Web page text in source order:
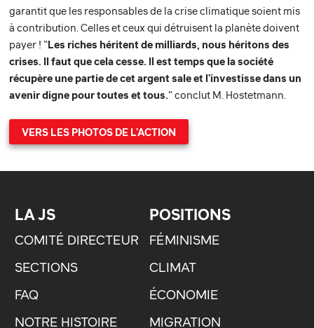
garantit que les responsables de la crise climatique soient mis
à contribution. Celles et ceux qui détruisent la planète doivent
payer ! “Les riches héritent de milliards, nous héritons des
crises. Il faut que cela cesse. Il est temps que la société
récupère une partie de cet argent sale et l'investisse dans un
avenir digne pour toutes et tous.” conclut M. Hostetmann.
VERS LES PHOTOS DE L'ACTION
LA JS
COMITÉ DIRECTEUR
SECTIONS
FAQ
NOTRE HISTOIRE
POSITIONS
FÉMINISME
CLIMAT
ÉCONOMIE
MIGRATION